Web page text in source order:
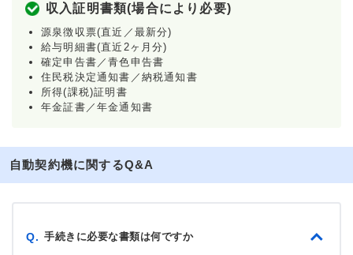
収入証明書類(場合により必要)
源泉徴収票(直近／最新分)
給与明細書(直近2ヶ月分)
確定申告書／青色申告書
住民税決定通知書／納税通知書
所得(課税)証明書
年金証書／年金通知書
自動契約機に関するQ&A
Q. 手続きに必要な書類は何ですか